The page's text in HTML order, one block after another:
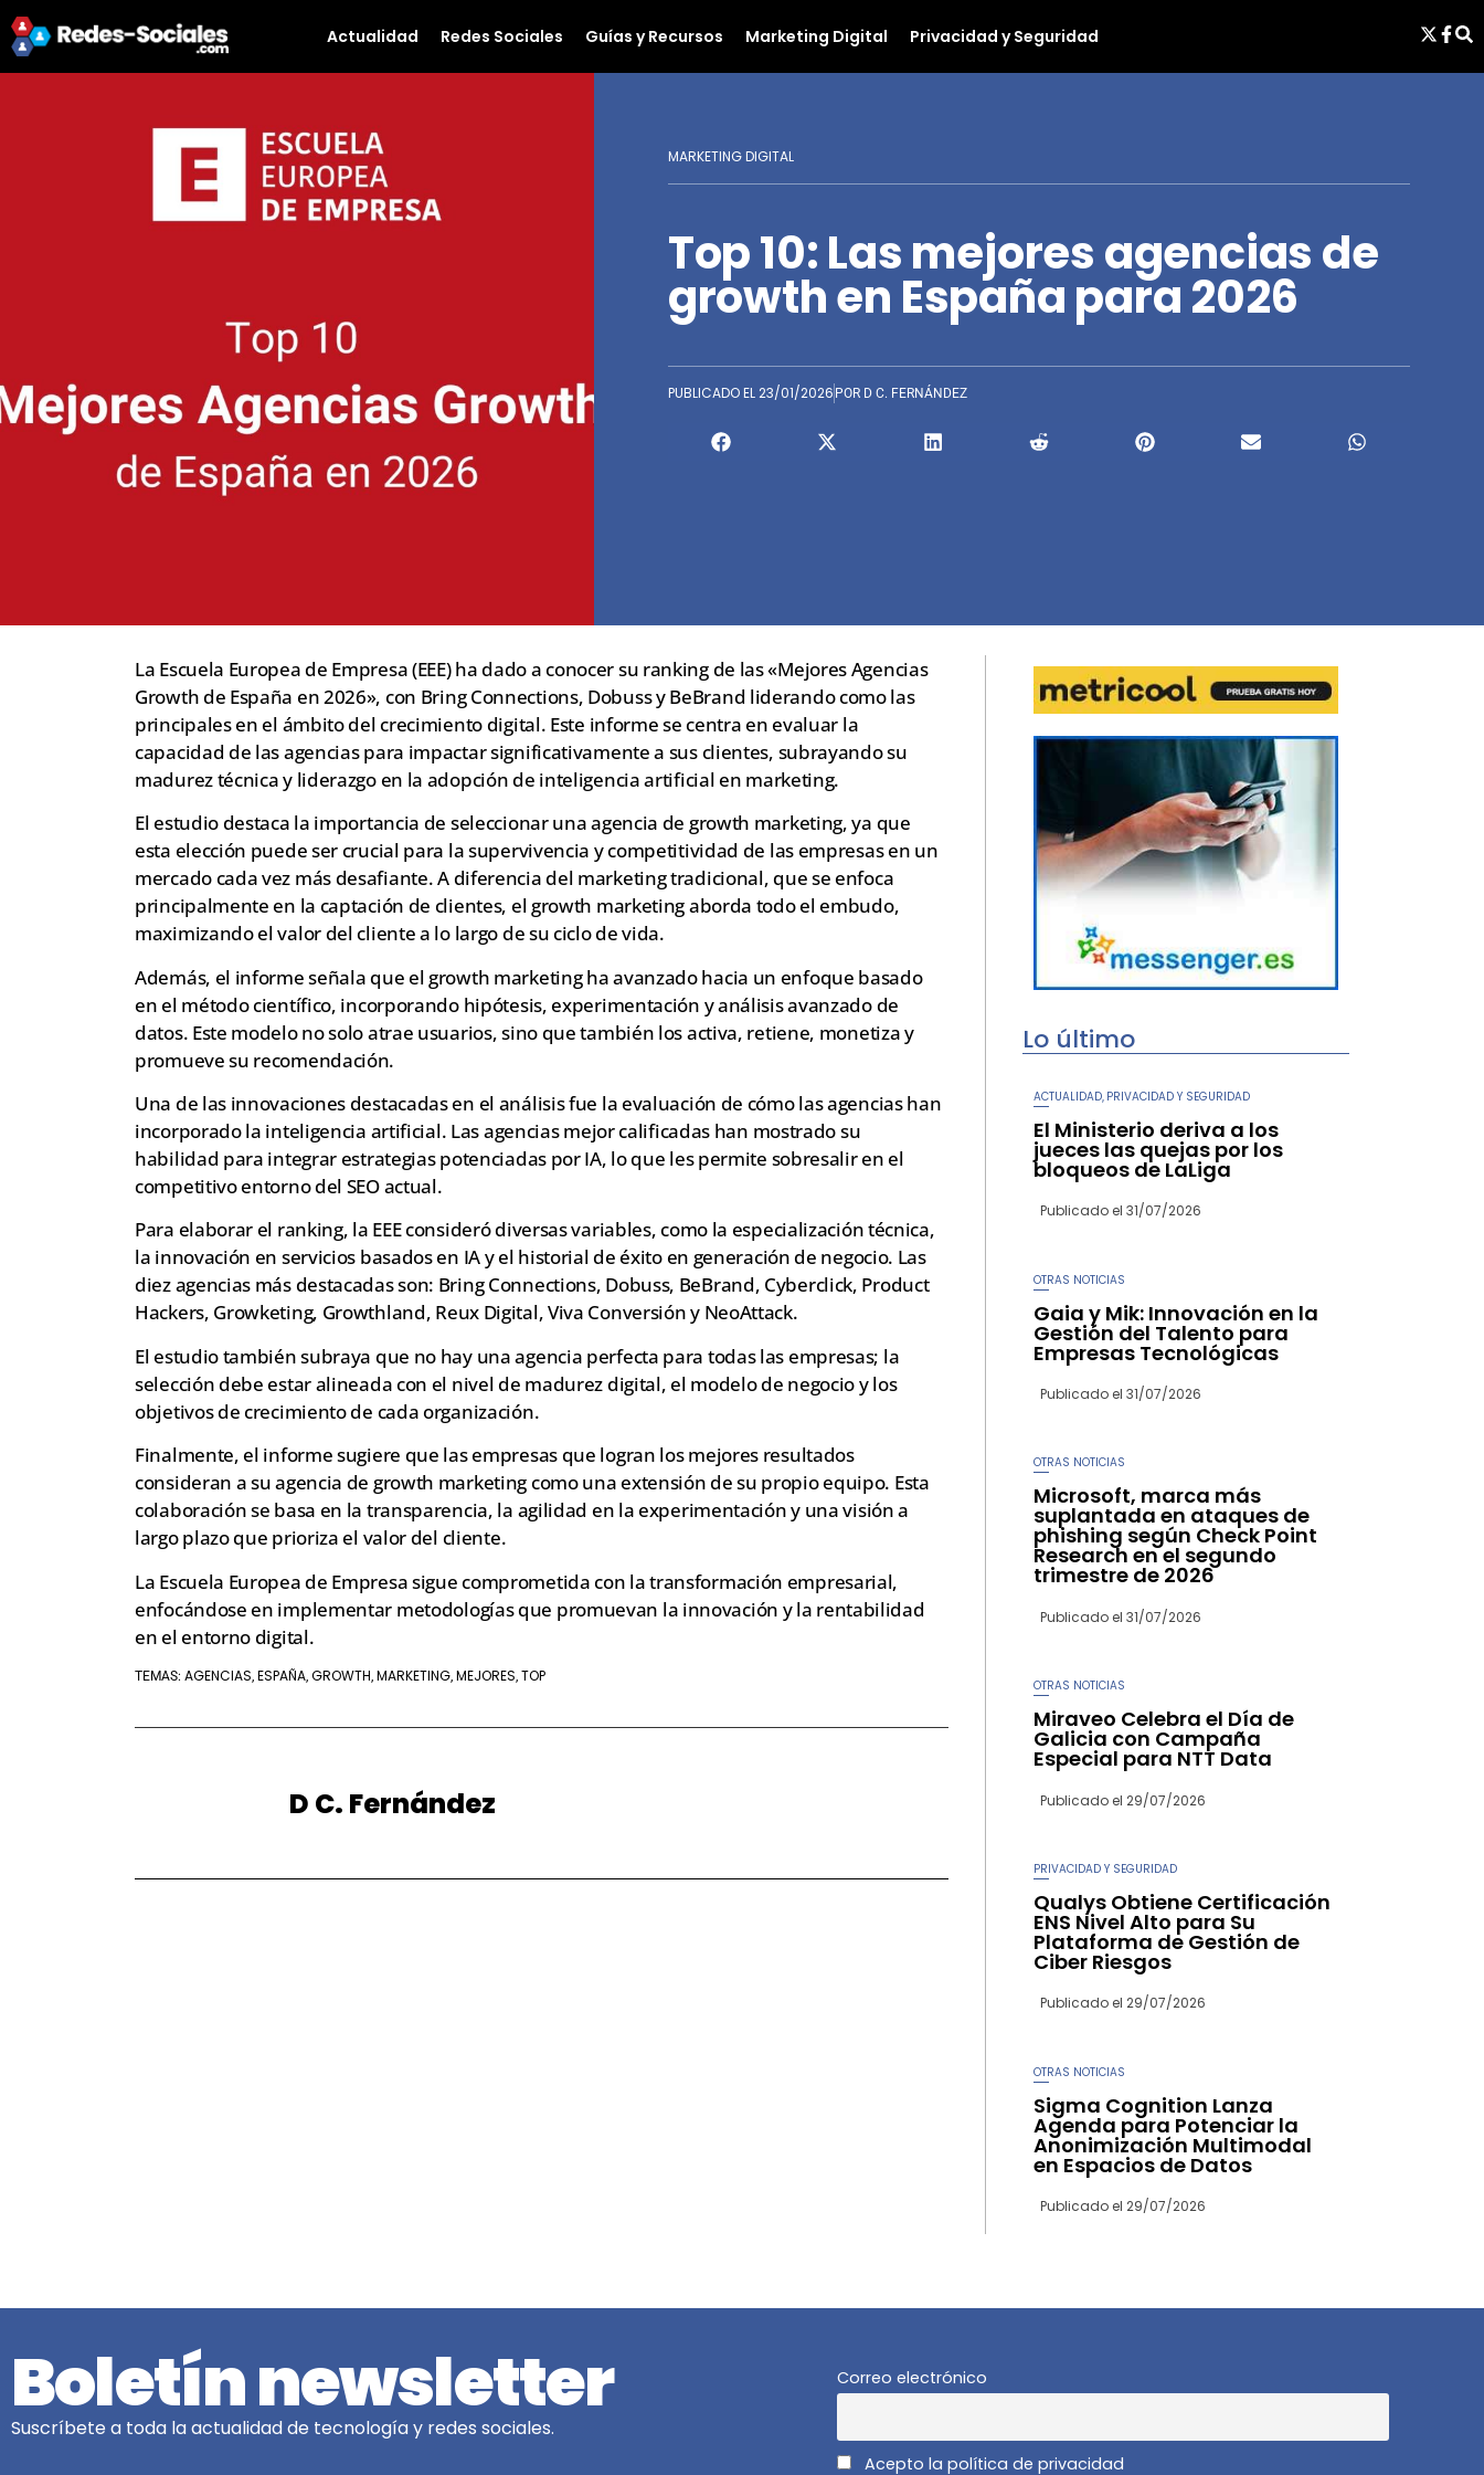
Actualidad Redes Sociales Guías y Recursos Marketing Digital Privacidad y Seguridad
MARKETING DIGITAL
Top 10: Las mejores agencias de
growth en España para 2026
PUBLICADO EL23/01/2026 POR D C. FERNÁNDEZ
La Escuela Europea de Empresa (EEE) ha dado a conocer su ranking de las «Mejores Agencias
Growth de España en 2026», con Bring Connections, Dobuss y BeBrand liderando como las
principales en el ámbito del crecimiento digital. Este informe se centra en evaluar la
capacidad de las agencias para impactar significativamente a sus clientes, subrayando su
madurez técnica y liderazgo en la adopción de inteligencia artificial en marketing.
El estudio destaca la importancia de seleccionar una agencia de growth marketing, ya que
esta elección puede ser crucial para la supervivencia y competitividad de las empresas en un
mercado cada vez más desafiante. A diferencia del marketing tradicional, que se enfoca
principalmente en la captación de clientes, el growth marketing aborda todo el embudo,
maximizando el valor del cliente a lo largo de su ciclo de vida.
Además, el informe señala que el growth marketing ha avanzado hacia un enfoque basado
en el método científico, incorporando hipótesis, experimentación y análisis avanzado de
datos. Este modelo no solo atrae usuarios, sino que también los activa, retiene, monetiza y
promueve su recomendación.
Una de las innovaciones destacadas en el análisis fue la evaluación de cómo las agencias han
incorporado la inteligencia artificial. Las agencias mejor calificadas han mostrado su
habilidad para integrar estrategias potenciadas por IA, lo que les permite sobresalir en el
competitivo entorno del SEO actual.
Para elaborar el ranking, la EEE consideró diversas variables, como la especialización técnica,
la innovación en servicios basados en IA y el historial de éxito en generación de negocio. Las
diez agencias más destacadas son: Bring Connections, Dobuss, BeBrand, Cyberclick, Product
Hackers, Growketing, Growthland, Reux Digital, Viva Conversión y NeoAttack.
El estudio también subraya que no hay una agencia perfecta para todas las empresas; la
selección debe estar alineada con el nivel de madurez digital, el modelo de negocio y los
objetivos de crecimiento de cada organización.
Finalmente, el informe sugiere que las empresas que logran los mejores resultados
consideran a su agencia de growth marketing como una extensión de su propio equipo. Esta
colaboración se basa en la transparencia, la agilidad en la experimentación y una visión a
largo plazo que prioriza el valor del cliente.
La Escuela Europea de Empresa sigue comprometida con la transformación empresarial,
enfocándose en implementar metodologías que promuevan la innovación y la rentabilidad
en el entorno digital.
TEMAS: AGENCIAS, ESPAÑA, GROWTH, MARKETING, MEJORES, TOP
D C. Fernández
Lo último
ACTUALIDAD PRIVACIDAD Y SEGURIDAD
El Ministerio deriva a los
jueces las quejas por los
bloqueos de LaLiga
Publicado el 31/07/2026
OTRAS NOTICIAS
Gaia y Mik: Innovación en la
Gestión del Talento para
Empresas Tecnológicas
Publicado el 31/07/2026
OTRAS NOTICIAS
Microsoft, marca más
suplantada en ataques de
phishing según Check Point
Research en el segundo
trimestre de 2026
Publicado el 31/07/2026
OTRAS NOTICIAS
Miraveo Celebra el Día de
Galicia con Campaña
Especial para NTT Data
Publicado el 29/07/2026
PRIVACIDAD Y SEGURIDAD
Qualys Obtiene Certificación
ENS Nivel Alto para Su
Plataforma de Gestión de
Ciber Riesgos
Publicado el 29/07/2026
OTRAS NOTICIAS
Sigma Cognition Lanza
Agenda para Potenciar la
Anonimización Multimodal
en Espacios de Datos
Publicado el 29/07/2026
Boletín newsletter
Suscríbete a toda la actualidad de tecnología y redes sociales.
Correo electrónico
Acepto la política de privacidad